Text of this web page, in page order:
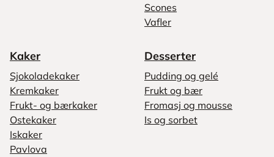
Scones
Vafler
Kaker
Sjokoladekaker
Kremkaker
Frukt- og bærkaker
Ostekaker
Iskaker
Pavlova
Desserter
Pudding og gelé
Frukt og bær
Fromasj og mousse
Is og sorbet